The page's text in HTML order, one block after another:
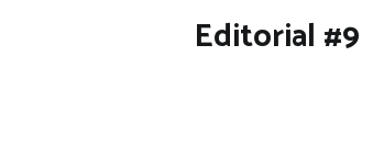
Editorial #9